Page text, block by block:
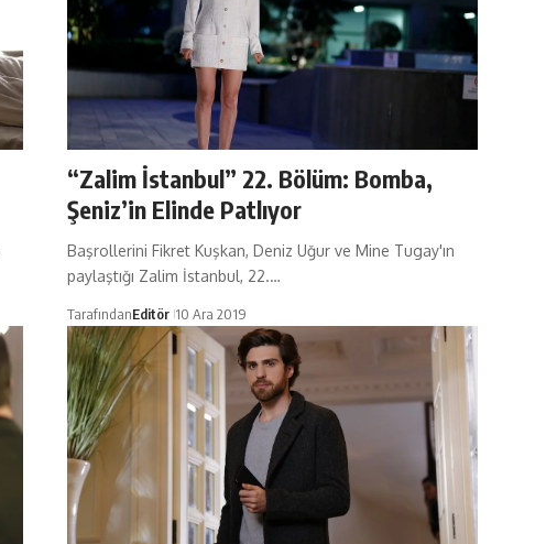
“Zalim İstanbul” 22. Bölüm: Bomba,
Şeniz’in Elinde Patlıyor
Başrollerini Fikret Kuşkan, Deniz Uğur ve Mine Tugay'ın
paylaştığı Zalim İstanbul, 22.…
TarafındanEditör 10 Ara 2019